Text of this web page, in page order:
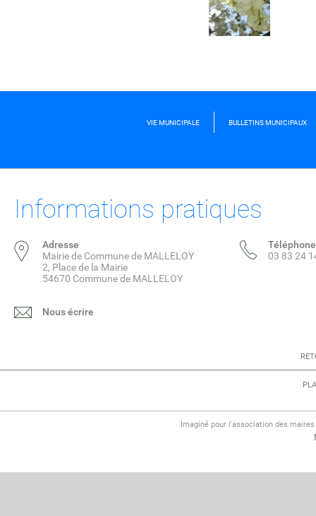
VIE MUNICIPALE BULLETINS MUNICIPAUX
Informations pratiques
Adresse
Mairie de Commune de MALLELOY
2, Place de la Mairie
54670 Commune de MALLELOY
Nous écrire
Téléphone
03 83 24
Imaginé pour l'association des